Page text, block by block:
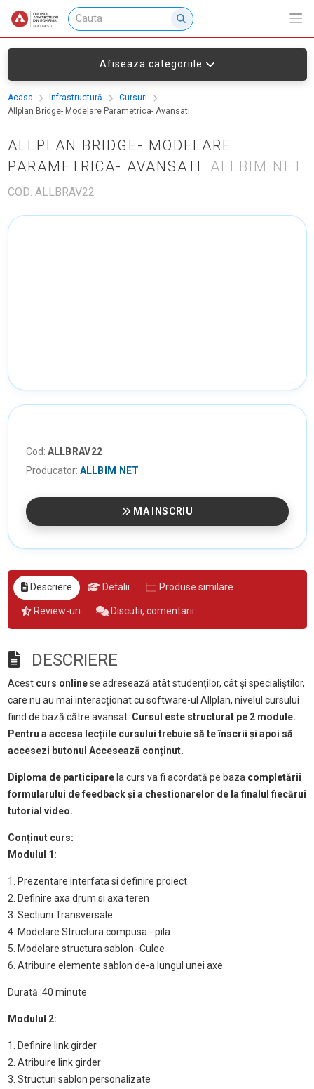
Afiseaza categoriile
Acasa Infrastructură
Cursuri
Allplan Bridge- Modelare Parametrica- Avansati
ALLPLAN BRIDGE- MODELARE
PARAMETRICA- AVANSATI
ALLBIM NET
COD: ALLBRAV22
Cod: ALLBRAV22
Producator: ALLBIM NET
MA INSCRIU
Descriere Detalii Produse similare
Review-uri Discutii, comentarii
DESCRIERE
Acest curs onlinese adresează atât studenților, cât și specialiștilor,
care nu au mai interacționat cu software-ul Allplan, nivelul cursului
fiind de bază către avansat. Cursul este structurat pe 2 module.
Pentru a accesa lecțiile cursului trebuie să te înscrii și apoi să
accesezi butonul Accesează conținut.
Diploma de participarela curs va fi acordată pe baza completării
formularului de feedback și a chestionarelor de la finalul fiecărui
tutorial video.
Conținut curs:
Modulul 1:
1. Prezentare interfata si definire proiect
2. Definire axa drum si axa teren
3. Sectiuni Transversale
4. Modelare Structura compusa - pila
5. Modelare structura sablon- Culee
6. Atribuire elemente sablon de-a lungul unei axe
Durată :40 minute
Modulul 2:
1. Definire link girder
2. Atribuire link girder
3. Structuri sablon personalizate